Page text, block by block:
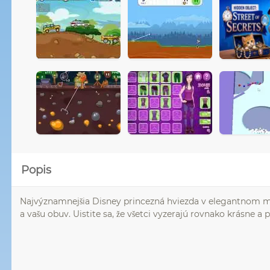
Popis
Najvýznamnejšia Disney princezná hviezda v elegantnom
a vašu obuv. Uistite sa, že všetci vyzerajú rovnako krásne